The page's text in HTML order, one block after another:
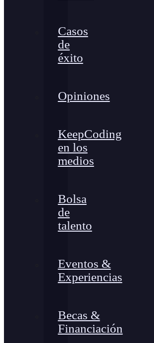
Casos
de
éxito
Opiniones
KeepCoding
en los
medios
Bolsa
de
talento
Eventos &
Experiencias
Becas &
Financiación